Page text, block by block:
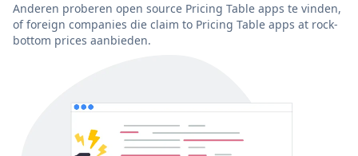
Anderen proberen open source Pricing Table apps te vinden,
of foreign companies die claim to Pricing Table apps at rock-
bottom prices aanbieden.